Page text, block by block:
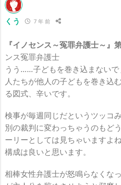
くう 7 年 前
『イノセンス～冤罪弁護士～』
ンス冤罪弁護士
うう……子どもを巻き込まない
人たちが他人の子どもを巻き込
る図式、辛いです。
検事が毎週同じだというツッコ
別の裁判に変わっちゃうのもど
ーリーとしては見ちゃいますよ
構成は良いと思います。
相棒女性弁護士が怒鳴らなくな